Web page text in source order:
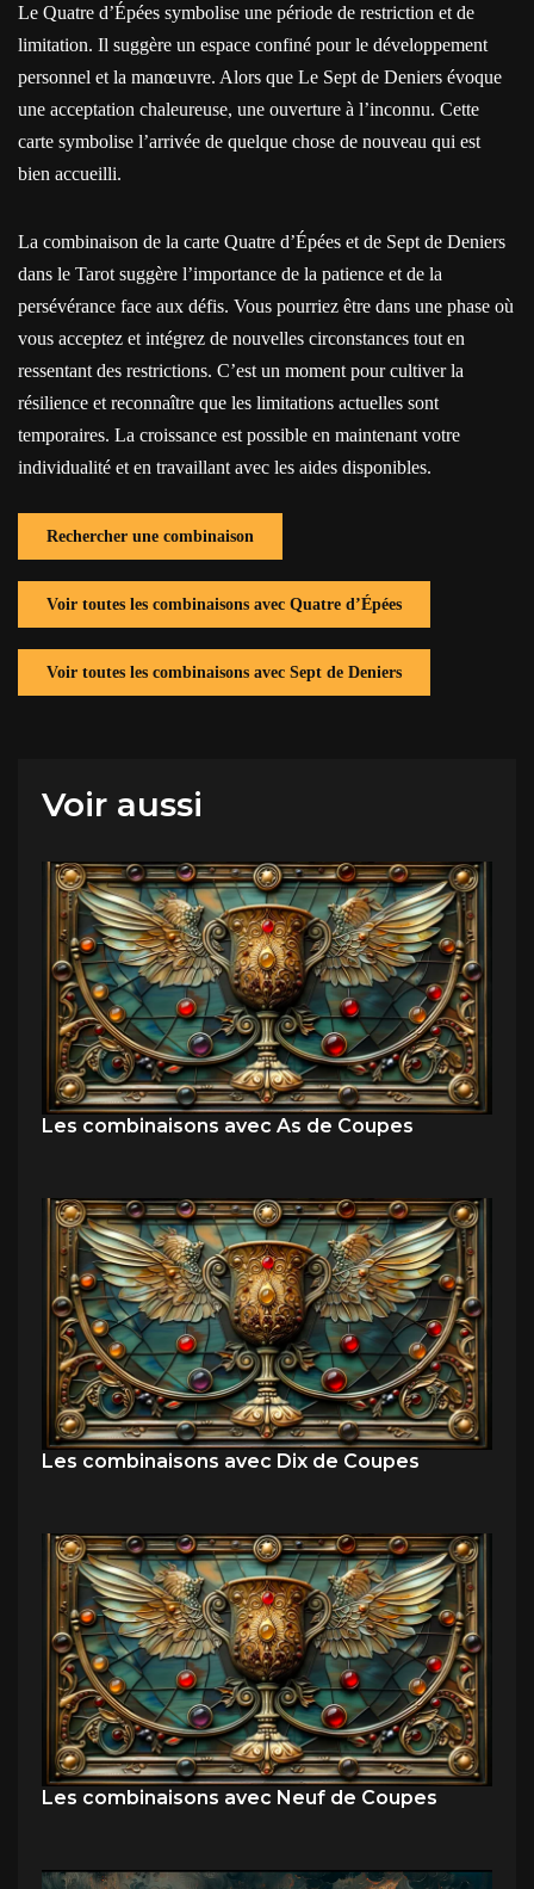
Le Quatre d’Épées symbolise une période de restriction et de
limitation. Il suggère un espace confiné pour le développement
personnel et la manœuvre. Alors que Le Sept de Deniers évoque
une acceptation chaleureuse, une ouverture à l’inconnu. Cette
carte symbolise l’arrivée de quelque chose de nouveau qui est
bien accueilli.
La combinaison de la carte Quatre d’Épées et de Sept de Deniers
dans le Tarot suggère l’importance de la patience et de la
persévérance face aux défis. Vous pourriez être dans une phase où
vous acceptez et intégrez de nouvelles circonstances tout en
ressentant des restrictions. C’est un moment pour cultiver la
résilience et reconnaître que les limitations actuelles sont
temporaires. La croissance est possible en maintenant votre
individualité et en travaillant avec les aides disponibles.
Rechercher une combinaison
Voir toutes les combinaisons avec Quatre d’Épées
Voir toutes les combinaisons avec Sept de Deniers
Voir aussi
Les combinaisons avec As de Coupes
Les combinaisons avec Dix de Coupes
Les combinaisons avec Neuf de Coupes